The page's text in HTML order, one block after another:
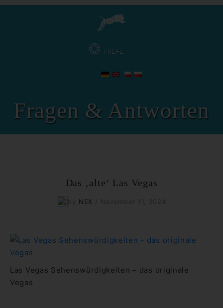
HILFE
Fragen & Antworten
Das ‚alte‘ Las Vegas
NEX
Las Vegas Sehenswürdigkeiten – das originale
Vegas